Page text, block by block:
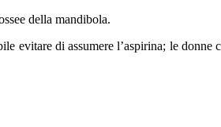
della mandibola.
evitare di assumere l’aspirina; le donne